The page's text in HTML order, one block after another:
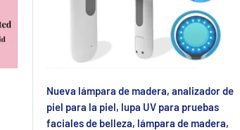
Nueva lámpara de madera, analizador de
piel para la piel, lupa UV para pruebas
faciales de belleza, lámpara de madera,